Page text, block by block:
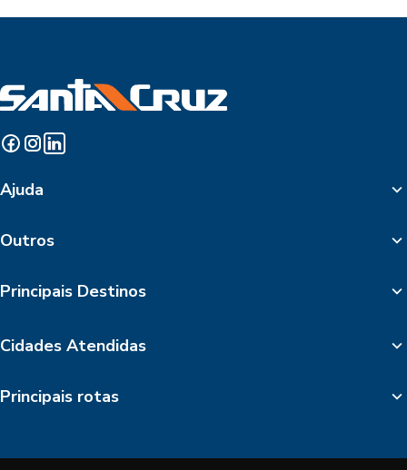
Ajuda
Outros
Principais Destinos
Cidades Atendidas
Principais rotas